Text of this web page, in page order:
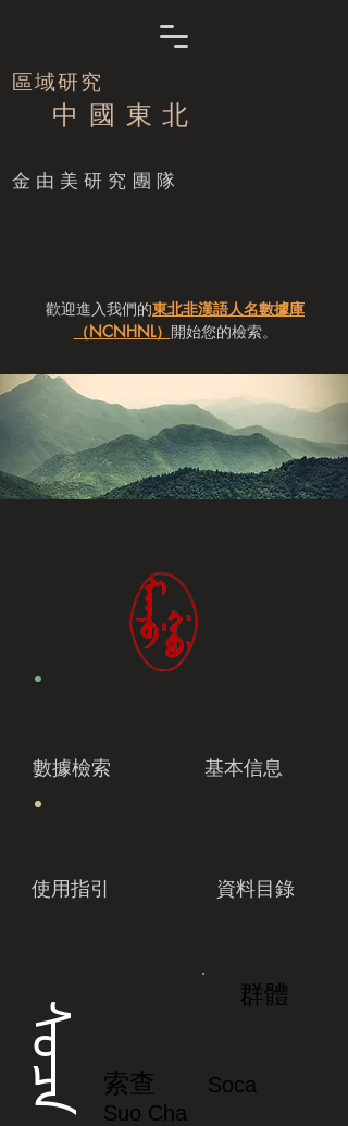
區域研究
中 國 東 北
​金由美研究團隊
歡迎進入我們的東北非漢語人名數據庫
（NCNHNL） 開始您的檢索。
數據檢索 基本信息
使用指引 資料目錄
ᠰᠣᠴᠠ
群體
索查
Soca
Suo Cha